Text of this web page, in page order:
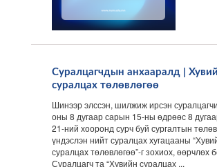
Суралцагчдын анхааралд |
суралцах төлөвлөгөө
Шинээр элссэн, шилжиж ирсэн
оны 8 дугаар сарын 15-ны өдрөөс 8
21-ний хооронд сурч буй сургалтын
үндэслэн нийт суралцах хугацааны
суралцах төлөвлөгөө”-г зохиох, өөрчлөх
Суралцагч та “Хувийн суралцах ...